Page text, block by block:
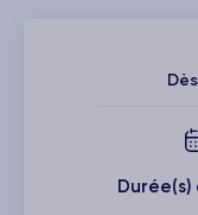
Dès
Durée(s)